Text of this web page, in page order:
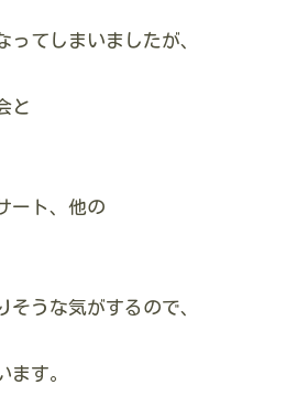
てしまいましたが、
と
ート、他の
うな気がするので、
す。